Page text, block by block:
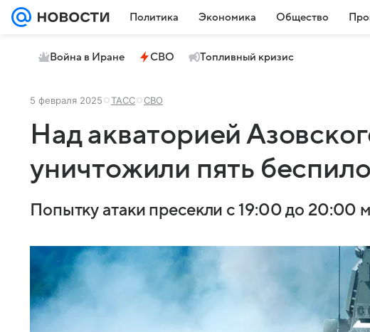
Политика Экономика Общество
Война в Иране СВО Топливный кризис
5 февраля 2025 ТАСС СВО
Над акваторией
уничтожили пять
Попытку атаки пресекли с 19:00 до 20:00